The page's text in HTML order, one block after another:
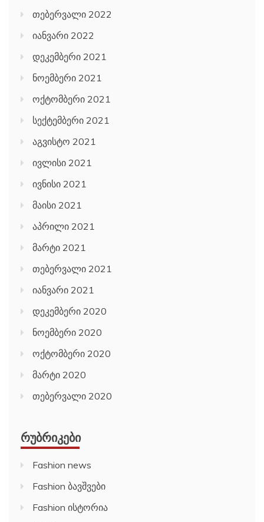
თებერვალი 2022
იანვარი 2022
დეკემბერი 2021
ნოემბერი 2021
ოქტომბერი 2021
სექტემბერი 2021
აგვისტო 2021
ივლისი 2021
ივნისი 2021
მაისი 2021
აპრილი 2021
მარტი 2021
თებერვალი 2021
იანვარი 2021
დეკემბერი 2020
ნოემბერი 2020
ოქტომბერი 2020
მარტი 2020
თებერვალი 2020
ᲠᲣᲑᲠᲘᲙᲔᲑᲘ
Fashion news
Fashion ბავშვები
Fashion ისტორია